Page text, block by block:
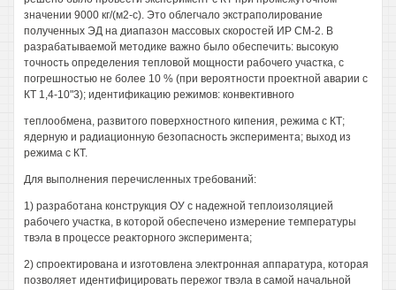
значении 9000 кг/(м2-с). Это облегчало экстраполирование
полученных ЭД на диапазон массовых скоростей ИР СМ-2. В
разрабатываемой методике важно было обеспечить: высокую
точность определения тепловой мощности рабочего участка, с
погрешностью не более 10 % (при вероятности проектной аварии с
КТ 1,4-10"3); идентификацию режимов: конвективного
теплообмена, развитого поверхностного кипения, режима с КТ;
ядерную и радиационную безопасность эксперимента; выход из
режима с КТ.
Для выполнения перечисленных требований:
1) разработана конструкция ОУ с надежной теплоизоляцией
рабочего участка, в которой обеспечено измерение температуры
твэла в процессе реакторного эксперимента;
2) спроектирована и изготовлена электронная аппаратура, которая
позволяет идентифицировать пережог твэла в самой начальной